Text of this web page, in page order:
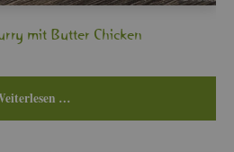
mit But­ter Chi­cken
…